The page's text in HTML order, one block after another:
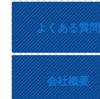
よくある質問
会社概要